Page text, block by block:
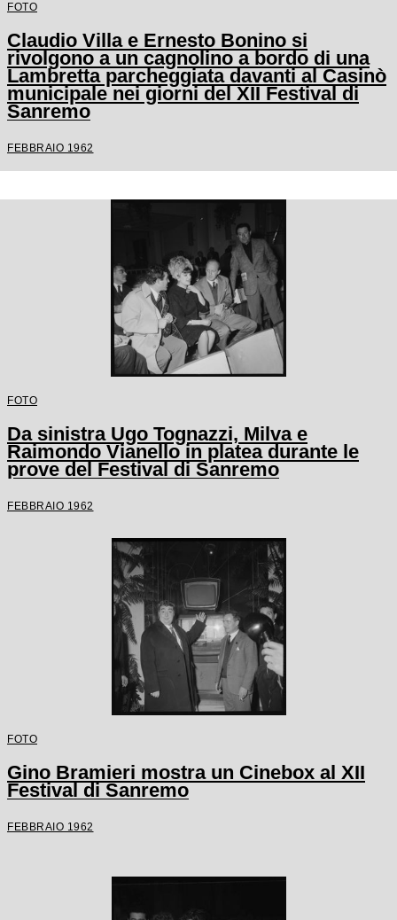
FOTO
Claudio Villa e Ernesto Bonino si
rivolgono a un cagnolino a bordo di una
Lambretta parcheggiata davanti al Casinò
municipale nei giorni del XII Festival di
Sanremo
FEBBRAIO 1962
FOTO
Da sinistra Ugo Tognazzi, Milva e
Raimondo Vianello in platea durante le
prove del Festival di Sanremo
FEBBRAIO 1962
FOTO
Gino Bramieri mostra un Cinebox al XII
Festival di Sanremo
FEBBRAIO 1962